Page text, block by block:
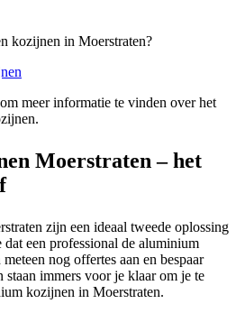
kozijnen in Moerstraten?
meer informatie te vinden over het
Moerstraten – het
zijn een ideaal tweede oplossing
een professional de aluminium
nog offertes aan en bespaar
immers voor je klaar om je te
kozijnen in Moerstraten.